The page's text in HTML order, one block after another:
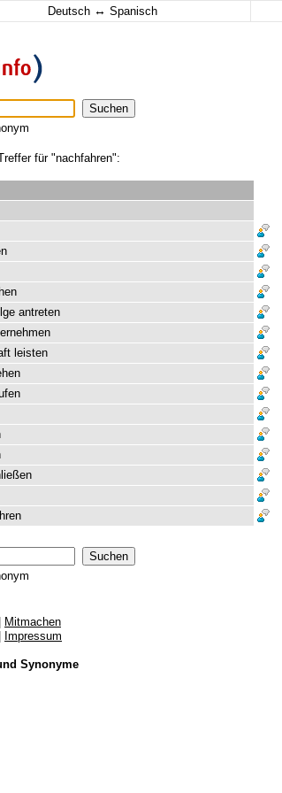
Deutsch ↔ Spanisch
für "nachfahren":
antreten
leisten
Mitmachen
Impressum
Synonyme